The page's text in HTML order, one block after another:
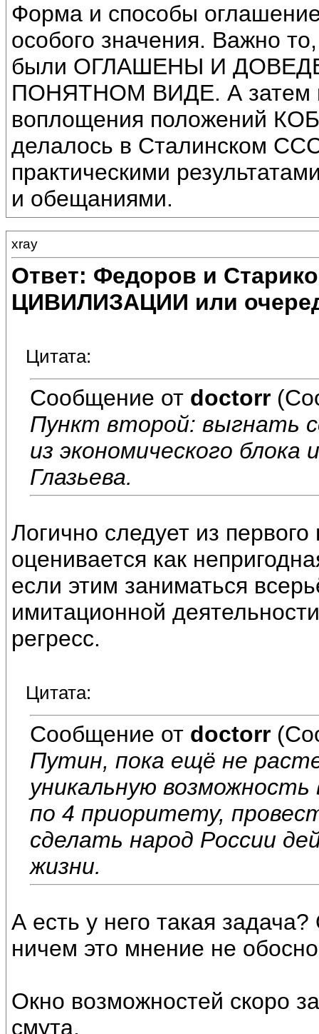
Форма и способы
особого значения. Важно
были ОГЛАШЕНЫ И
ПОНЯТНОМ ВИДЕ. А затем
воплощения положений
делалось в Сталинском
практическими
и обещаниями.
xray
Ответ: Федоров и
ЦИВИЛИЗАЦИИ или
Цитата:
Сообщение от doctorr
Пункт второй: выгнать
из экономического
Глазьева.
Логично следует из
оценивается как
если этим заниматься
имитационной
регресс.
Цитата:
Сообщение от doctorr
Путин, пока ещё не
уникальную
по 4 приоритету,
сделать народ России
жизни.
А есть у него такая
ничем это мнение не
Окно возможностей скоро
смута.